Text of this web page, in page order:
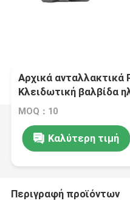
Αρχικά ανταλλακτικά
Κλειδωτική βαλβίδα
MOQ：10
Καλύτερη τιμή
Περιγραφή προϊόντων